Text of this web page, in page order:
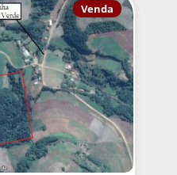
Venda